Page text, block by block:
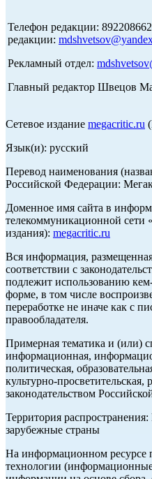
Телефон редакции:
редакции:
Рекламный отдел:
Главный редактор Швецов
Сетевое издание megacritic.ru
Язык(и): русский
Перевод наименования
Российской Федерации:
Доменное имя сайта в
телекоммуникационной сети
издания): megacritic.ru
Вся информация,
соответствии с
подлежит использованию
форме, в том числе
переработке не иначе как с
правообладателя.
Примерная тематика и (или)
информационная,
политическая,
культурно-просветительская,
законодательством
Территория
зарубежные страны
На информационном ресурсе
технологии